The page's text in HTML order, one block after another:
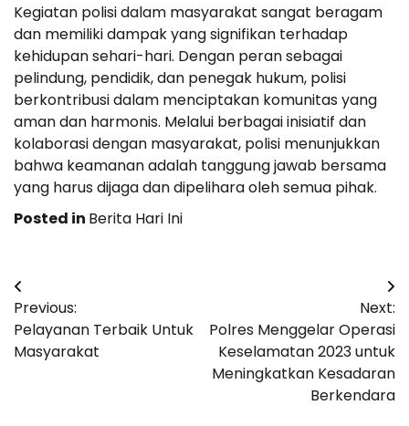
Kegiatan polisi dalam masyarakat sangat beragam
dan memiliki dampak yang signifikan terhadap
kehidupan sehari-hari. Dengan peran sebagai
pelindung, pendidik, dan penegak hukum, polisi
berkontribusi dalam menciptakan komunitas yang
aman dan harmonis. Melalui berbagai inisiatif dan
kolaborasi dengan masyarakat, polisi menunjukkan
bahwa keamanan adalah tanggung jawab bersama
yang harus dijaga dan dipelihara oleh semua pihak.
Posted in Berita Hari Ini
Post
navigation
Previous:
Pelayanan Terbaik Untuk
Masyarakat
Next:
Polres Menggelar Operasi
Keselamatan 2023 untuk
Meningkatkan Kesadaran
Berkendara